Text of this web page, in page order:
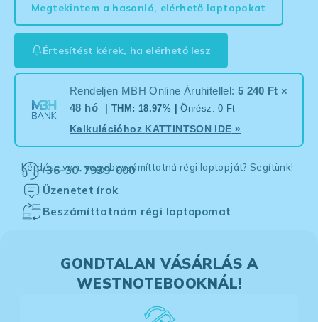
Megtekintem a hasonló, elérhető laptopokat
Értesítést kérek, ha elérhető lesz
Rendeljen MBH Online Áruhitellel: 5 240 Ft ×
48 hó
| THM: 18.97% |Önrész: 0 Ft
Kalkulációhoz KATTINTSON IDE »
Kérdése van, vagy beszámíttatná régi laptopját? Segítünk!
+36-30-7939-000
Üzenetet írok
Beszámíttatnám régi laptopomat
GONDTALAN VÁSÁRLÁS A
WESTNOTEBOOKNÁL!